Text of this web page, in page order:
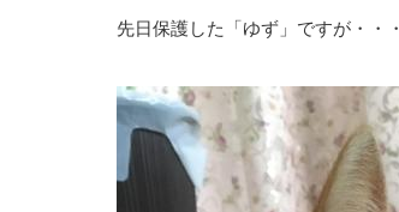
先日保護した「ゆず」ですが・・・